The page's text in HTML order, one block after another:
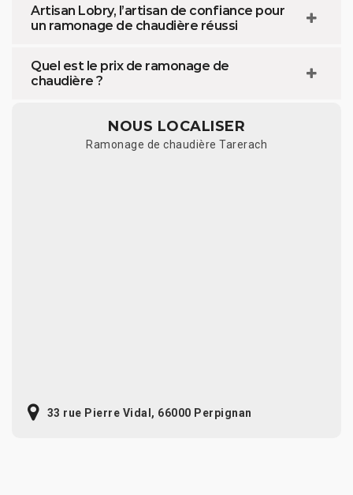
Artisan Lobry, l’artisan de confiance pour
un ramonage de chaudière réussi
Quel est le prix de ramonage de
chaudière ?
NOUS LOCALISER
Ramonage de chaudière Tarerach
33 rue Pierre Vidal, 66000 Perpignan